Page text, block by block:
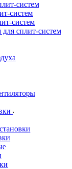
систем
систем
систем
сплит-систем